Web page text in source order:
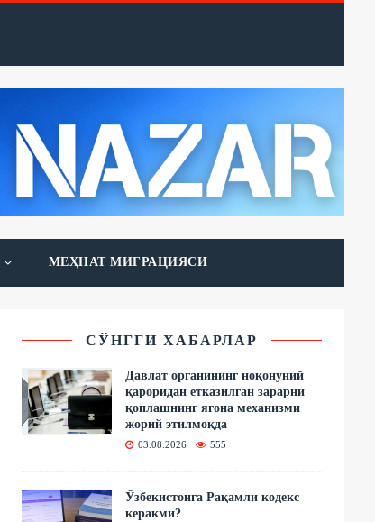
МЕҲНАТ МИГРАЦИЯСИ
СЎНГГИ ХАБАРЛАР
Давлат органининг ноқонуний
қароридан етказилган зарарни
қоплашнинг ягона механизми
жорий этилмоқда
03.08.2026 555
Ўзбекистонга Рақамли кодекс
керакми?